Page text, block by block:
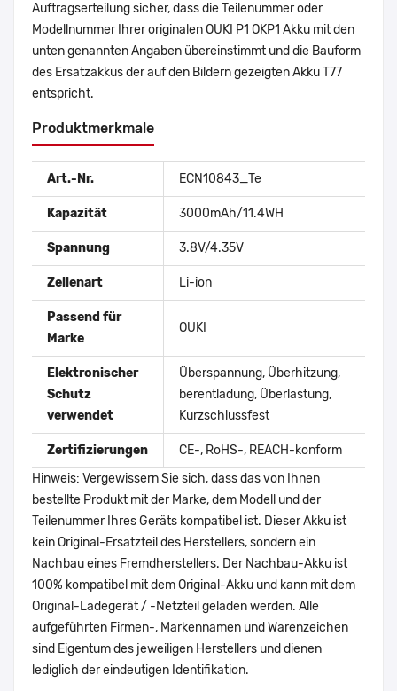
Auftragserteilung sicher, dass die Teilenummer oder
Modellnummer Ihrer originalen OUKI P1 OKP1 Akku mit den
unten genannten Angaben übereinstimmt und die Bauform
des Ersatzakkus der auf den Bildern gezeigten Akku T77
entspricht.
Produktmerkmale
Art.-Nr. ECN10843_Te
Kapazität 3000mAh/11.4WH
Spannung 3.8V/4.35V
Zellenart Li-ion
Passend für
Marke
OUKI
Elektronischer
Schutz
verwendet
Überspannung, Überhitzung,
berentladung, Überlastung,
Kurzschlussfest
Zertifizierungen
CE-, RoHS-, REACH-konform
Hinweis: Vergewissern Sie sich, dass das von Ihnen
bestellte Produkt mit der Marke, dem Modell und der
Teilenummer Ihres Geräts kompatibel ist. Dieser Akku ist
kein Original-Ersatzteil des Herstellers, sondern ein
Nachbau eines Fremdherstellers. Der Nachbau-Akku ist
100% kompatibel mit dem Original-Akku und kann mit dem
Original-Ladegerät / -Netzteil geladen werden. Alle
aufgeführten Firmen-, Markennamen und Warenzeichen
sind Eigentum des jeweiligen Herstellers und dienen
lediglich der eindeutigen Identifikation.